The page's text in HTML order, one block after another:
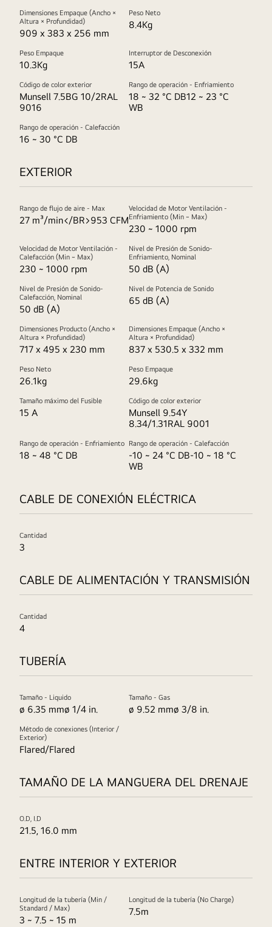
Dimensiones Empaque (Ancho ×
Altura × Profundidad)
909 x 383 x 256 mm
Peso Neto
8.4Kg
Peso Empaque
10.3Kg
Interruptor de Desconexión
15A
Código de color exterior
Munsell 7.5BG 10/2RAL
9016
Rango de operación - Enfriamiento
18 ~ 32 °C DB12 ~ 23 °C
WB
Rango de operación - Calefacción
16 ~ 30 °C DB
EXTERIOR
Rango de flujo de aire - Max
27 m³/min</BR>953 CFM
Velocidad de Motor Ventilación -
Enfriamiento (Min ~ Max)
230 ~ 1000 rpm
Velocidad de Motor Ventilación -
Calefacción (Min ~ Max)
230 ~ 1000 rpm
Nivel de Presión de Sonido-
Enfriamiento, Nominal
50 dB (A)
Nivel de Presión de Sonido-
Calefacción, Nominal
50 dB (A)
Nivel de Potencia de Sonido
65 dB (A)
Dimensiones Producto (Ancho ×
Altura × Profundidad)
717 x 495 x 230 mm
Dimensiones Empaque (Ancho ×
Altura × Profundidad)
837 x 530.5 x 332 mm
Peso Neto
26.1kg
Peso Empaque
29.6kg
Tamaño máximo del Fusible
15 A
Código de color exterior
Munsell 9.54Y
8.34/1.31RAL 9001
Rango de operación - Enfriamiento
18 ~ 48 °C DB
Rango de operación - Calefacción
-10 ~ 24 °C DB-10 ~ 18 °C
WB
CABLE DE CONEXIÓN ELÉCTRICA
Cantidad
3
CABLE DE ALIMENTACIÓN Y TRANSMISIÓN
Cantidad
4
TUBERÍA
Tamaño - Liquido
ø 6.35 mmø 1/4 in.
Tamaño - Gas
ø 9.52 mmø 3/8 in.
Método de conexiones (Interior /
Exterior)
Flared/Flared
TAMAÑO DE LA MANGUERA DEL DRENAJE
O.D, I.D
21.5, 16.0 mm
ENTRE INTERIOR Y EXTERIOR
Longitud de la tubería (Min /
Standard / Max)
3 ~ 7.5 ~ 15 m
Longitud de la tubería (No Charge)
7.5m